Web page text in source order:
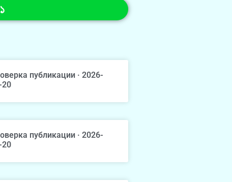
публикации · 2026-
20
публикации · 2026-
20